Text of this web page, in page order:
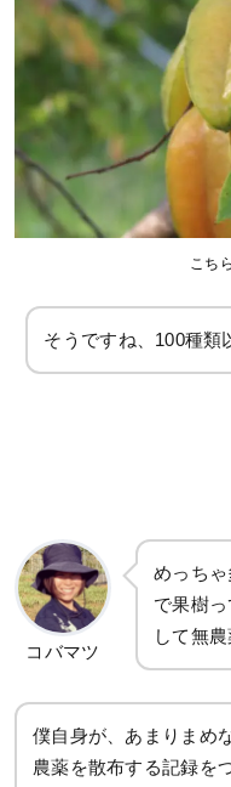
こち
そうですね、100種類
コバマツ
めっち
で果樹
して無
僕自身が、あまりまめ
農薬を散布する記録を